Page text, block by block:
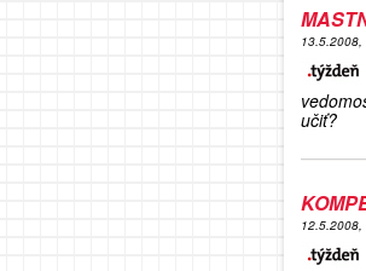
13.5.2008,
učiť?
12.5.2008,